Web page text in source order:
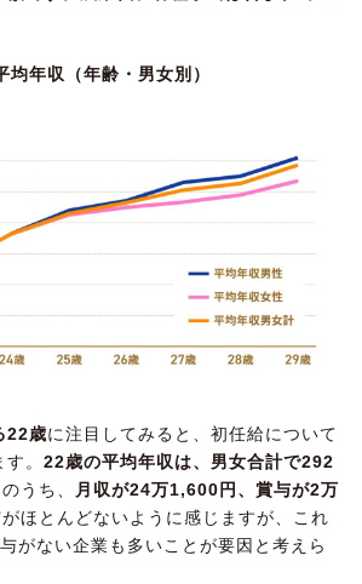
均年収（年齢・男女別）
22歳に注目してみると、初任給について
。 22歳の平均年収は、男女合計で292
うち、
月収が24万1,600円、賞与が2万
ほとんどないように感じますが、これ
がない企業も多いことが要因と考えら